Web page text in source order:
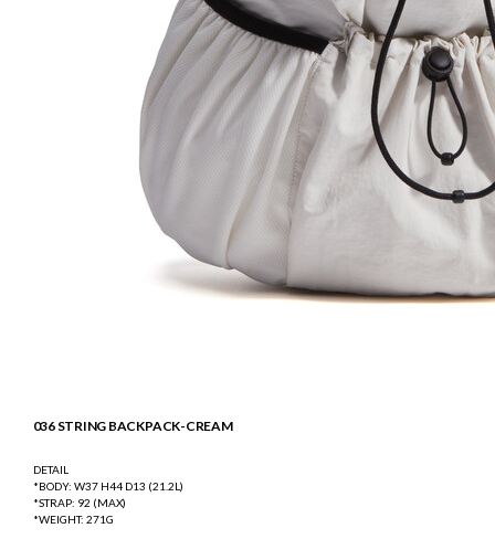
036 STRING BACKPACK-CREAM
DETAIL
*BODY: W37 H44 D13 (21.2L)
*STRAP: 92 (MAX)
*WEIGHT: 271G